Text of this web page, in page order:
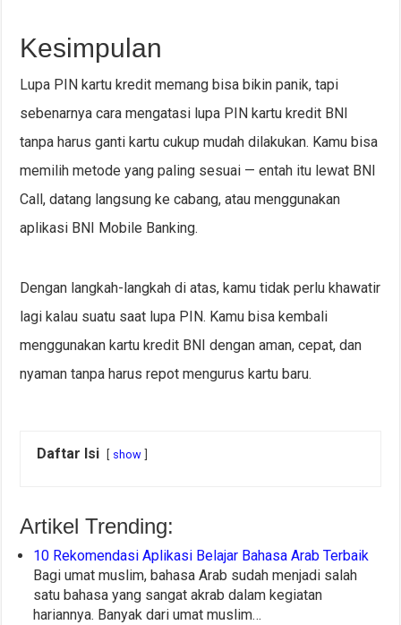
Kesimpulan
Lupa PIN kartu kredit memang bisa bikin panik, tapi
sebenarnya cara mengatasi lupa PIN kartu kredit BNI
tanpa harus ganti kartu cukup mudah dilakukan. Kamu bisa
memilih metode yang paling sesuai — entah itu lewat BNI
Call, datang langsung ke cabang, atau menggunakan
aplikasi BNI Mobile Banking.
Dengan langkah-langkah di atas, kamu tidak perlu khawatir
lagi kalau suatu saat lupa PIN. Kamu bisa kembali
menggunakan kartu kredit BNI dengan aman, cepat, dan
nyaman tanpa harus repot mengurus kartu baru.
Daftar Isi show
Artikel Trending:
10 Rekomendasi Aplikasi Belajar Bahasa Arab Terbaik
Bagi umat muslim, bahasa Arab sudah menjadi salah
satu bahasa yang sangat akrab dalam kegiatan
hariannya. Banyak dari umat muslim…